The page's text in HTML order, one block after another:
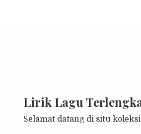
Lirik Lagu
Selamat datang di situ